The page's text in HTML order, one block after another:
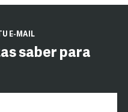
E-MAIL
saber para